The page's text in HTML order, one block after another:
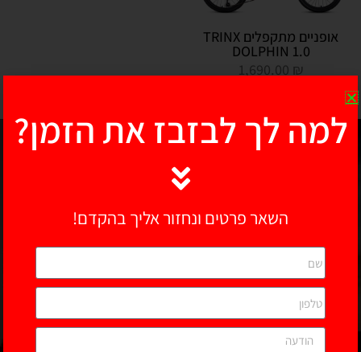
אופניים מתקפלים TRINX
DOLPHIN 1.0
1,690.00 ₪
אופני כביש
למה לך לבזבז את הזמן?
השאר פרטים ונחזור אליך בהקדם!